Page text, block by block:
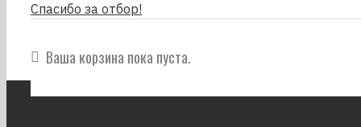
Спасибо за отбор!
Ваша корзина пока пуста.